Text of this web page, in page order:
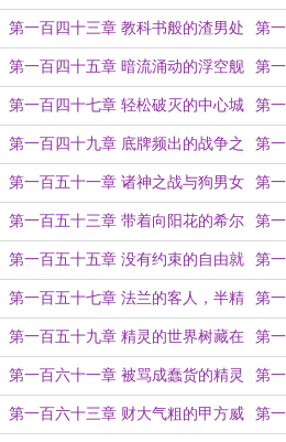
冒险
第一百四十三章 教科书般的渣男处
理方式
第
族
第一百四十五章 暗流涌动的浮空舰
队（为绝世天师盟主加更之四）
第
始了
第一百四十七章 轻松破灭的中心城 第
开
五）
第一百四十九章 底牌频出的战争之
始
第
第一百五十一章 诸神之战与狗男女 第
尔
第一百五十三章 带着向阳花的希尔
（为绝世天师盟主加更第六章）
第
第一百五十五章 没有约束的自由就
是犯罪
第
的
第一百五十七章 法兰的客人，半精
灵德鲁伊薇欧莱
第
人
第一百五十九章 精灵的世界树藏在
哪里了？（为绝世天师盟主加更之
八）
第
第一百六十一章 被骂成蠢货的精灵 第
的到
第一百六十三章 财大气粗的甲方威 第